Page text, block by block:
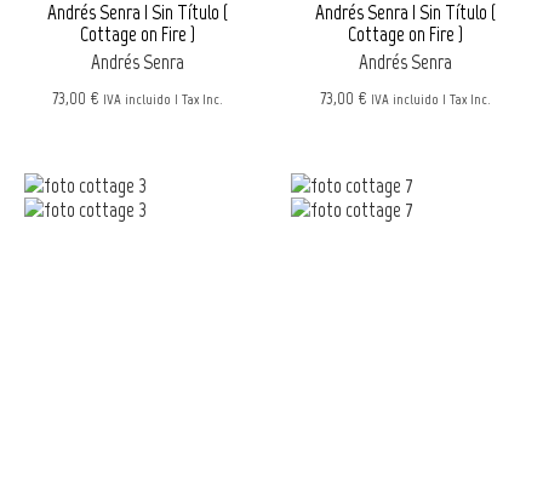
Andrés Senra | Sin Título (
Cottage on Fire )
Andrés Senra
73,00 € IVA incluido | Tax Inc.
Andrés Senra | Sin Título (
Cottage on Fire )
Andrés Senra
73,00 € IVA incluido | Tax Inc.